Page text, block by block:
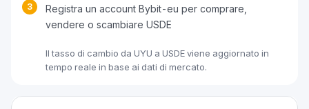
3
Registra un account Bybit-eu per comprare,
vendere o scambiare USDE
Il tasso di cambio da UYU a USDE viene aggiornato in
tempo reale in base ai dati di mercato.